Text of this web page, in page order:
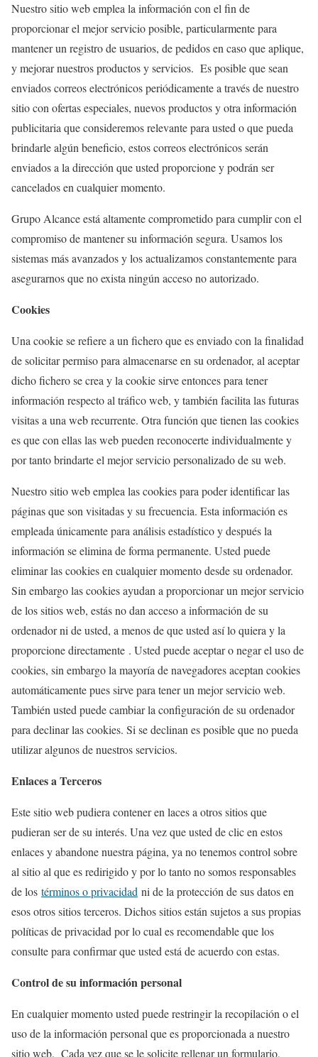
Nuestro sitio web emplea la información con el fin de
proporcionar el mejor servicio posible, particularmente para
mantener un registro de usuarios, de pedidos en caso que aplique,
y mejorar nuestros productos y servicios. Es posible que sean
enviados correos electrónicos periódicamente a través de nuestro
sitio con ofertas especiales, nuevos productos y otra información
publicitaria que consideremos relevante para usted o que pueda
brindarle algún beneficio, estos correos electrónicos serán
enviados a la dirección que usted proporcione y podrán ser
cancelados en cualquier momento.
Grupo Alcance está altamente comprometido para cumplir con el
compromiso de mantener su información segura. Usamos los
sistemas más avanzados y los actualizamos constantemente para
asegurarnos que no exista ningún acceso no autorizado.
Cookies
Una cookie se refiere a un fichero que es enviado con la finalidad
de solicitar permiso para almacenarse en su ordenador, al aceptar
dicho fichero se crea y la cookie sirve entonces para tener
información respecto al tráfico web, y también facilita las futuras
visitas a una web recurrente. Otra función que tienen las cookies
es que con ellas las web pueden reconocerte individualmente y
por tanto brindarte el mejor servicio personalizado de su web.
Nuestro sitio web emplea las cookies para poder identificar las
páginas que son visitadas y su frecuencia. Esta información es
empleada únicamente para análisis estadístico y después la
información se elimina de forma permanente. Usted puede
eliminar las cookies en cualquier momento desde su ordenador.
Sin embargo las cookies ayudan a proporcionar un mejor servicio
de los sitios web, estás no dan acceso a información de su
ordenador ni de usted, a menos de que usted así lo quiera y la
proporcione directamente . Usted puede aceptar o negar el uso de
cookies, sin embargo la mayoría de navegadores aceptan cookies
automáticamente pues sirve para tener un mejor servicio web.
También usted puede cambiar la configuración de su ordenador
para declinar las cookies. Si se declinan es posible que no pueda
utilizar algunos de nuestros servicios.
Enlaces a Terceros
Este sitio web pudiera contener en laces a otros sitios que
pudieran ser de su interés. Una vez que usted de clic en estos
enlaces y abandone nuestra página, ya no tenemos control sobre
al sitio al que es redirigido y por lo tanto no somos responsables
de los términos o privacidad ni de la protección de sus datos en
esos otros sitios terceros. Dichos sitios están sujetos a sus propias
políticas de privacidad por lo cual es recomendable que los
consulte para confirmar que usted está de acuerdo con estas.
Control de su información personal
En cualquier momento usted puede restringir la recopilación o el
uso de la información personal que es proporcionada a nuestro
sitio web. Cada vez que se le solicite rellenar un formulario,